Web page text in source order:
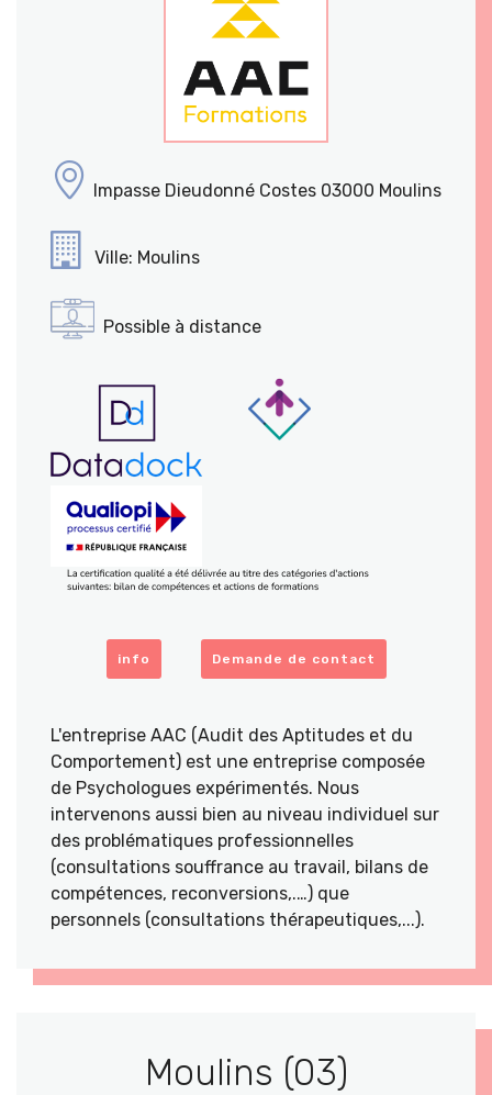
Impasse Dieudonné Costes 03000 Moulins
Ville: Moulins
Possible à distance
info Demande de contact
L'entreprise AAC (Audit des Aptitudes et du
Comportement) est une entreprise composée
de Psychologues expérimentés. Nous
intervenons aussi bien au niveau individuel sur
des problématiques professionnelles
(consultations souffrance au travail, bilans de
compétences, reconversions,.…) que
personnels (consultations thérapeutiques,...).
Moulins (03)